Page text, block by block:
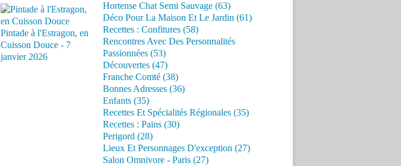
Pintade à l'Estragon, en
Cuisson Douce - 7
janvier 2026
Hortense Chat Semi Sauvage (63)
Déco Pour La Maison Et Le Jardin (61)
Recettes : Confitures (58)
Rencontres Avec Des Personnalités
Passionnées (53)
Découvertes (47)
Franche Comté (38)
Bonnes Adresses (36)
Enfants (35)
Recettes Et Spécialités Régionales (35)
Recettes : Pains (30)
Perigord (28)
Lieux Et Personnages D'exception (27)
Salon Omnivore - Paris (27)